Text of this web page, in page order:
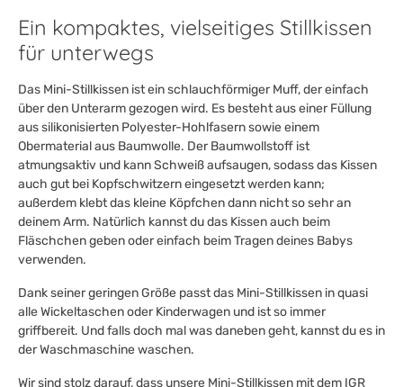
Ein kompaktes, vielseitiges Stillkissen
für unterwegs
Das Mini-Stillkissen ist ein schlauchförmiger Muff, der einfach
über den Unterarm gezogen wird. Es besteht aus einer Füllung
aus silikonisierten Polyester-Hohlfasern sowie einem
Obermaterial aus Baumwolle. Der Baumwollstoff ist
atmungsaktiv und kann Schweiß aufsaugen, sodass das Kissen
auch gut bei Kopfschwitzern eingesetzt werden kann;
außerdem klebt das kleine Köpfchen dann nicht so sehr an
deinem Arm. Natürlich kannst du das Kissen auch beim
Fläschchen geben oder einfach beim Tragen deines Babys
verwenden.
Dank seiner geringen Größe passt das Mini-Stillkissen in quasi
alle Wickeltaschen oder Kinderwagen und ist so immer
griffbereit. Und falls doch mal was daneben geht, kannst du es in
der Waschmaschine waschen.
Wir sind stolz darauf, dass unsere Mini-Stillkissen mit dem IGR